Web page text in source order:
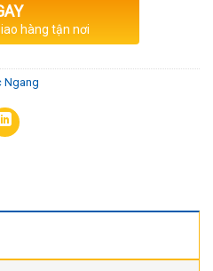
hàng tận nơi
Ngang